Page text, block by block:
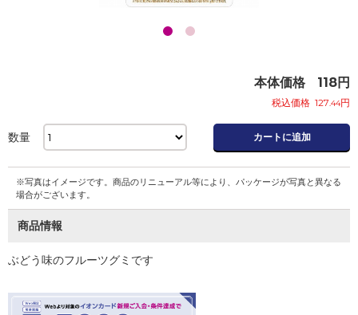
本体価格 118円
税込価格 127.44円
数量 カートに追加
※写真はイメージです。商品のリニューアル等により、パッケージが写真と異なる
場合がございます。
商品情報
ぶどう味のフルーツグミです